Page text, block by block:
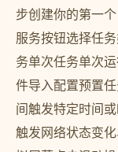
步创建你的第一
服务按钮选择任
务单次任务单次
件导入配置预置
间触发特定时间
触发网络状态变